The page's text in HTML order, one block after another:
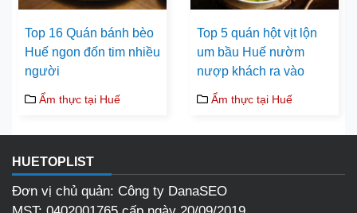
Top 16 Quán bánh bèo
Huế ngon đốn tim nhiều
người
Ẩm thực tại Huế
Top 5 quán hột vịt lộn
um bầu Huế nườm
nượp khách ra vào
Ẩm thực tại Huế
HUETOPLIST
Đơn vị chủ quản: Công ty DanaSEO